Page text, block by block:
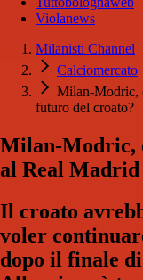
Violanews
Milanisti Channel
Calciomercato
Milan-Modric,
futuro del croato?
Milan-Modric,
al Real
Il croato
voler
dopo il finale